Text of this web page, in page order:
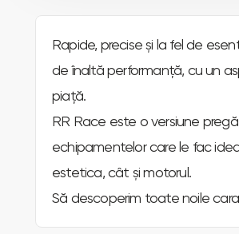
Rapide, precise și la fel de
de înaltă performanță, cu un
piață.
RR Race este o versiune
echipamentelor care le fac
estetica, cât și motorul.
Să descoperim toate noile